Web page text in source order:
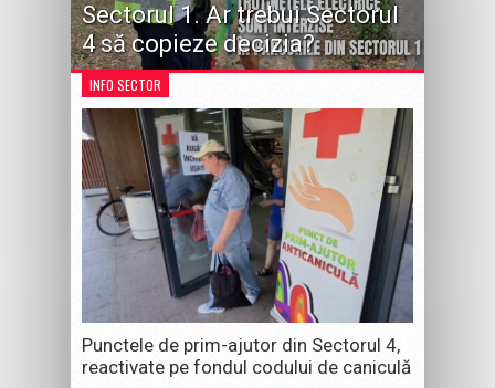
Sectorul 1. Ar trebui Sectorul
4 să copieze decizia?
INFO SECTOR
Punctele de prim-ajutor din Sectorul 4,
reactivate pe fondul codului de caniculă